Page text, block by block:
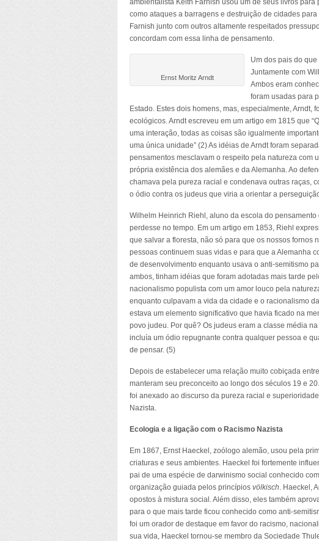
ambientalista Keith Farnish usou um de seus livros
como ataques a barragens e destruição de cidades
Farnish junto com outros altamente respeitados
concordam com essa linha de pensamento.
Ernst Moritz Arndt
Um dos pais do
Juntamente com
Ambos eram
foram usadas para
Estado. Estes dois homens, mas, especialmente,
ecológicos. Arndt escreveu em um artigo em 1815 que
uma interação, todas as coisas são igualmente
uma única unidade” (2) As idéias de Arndt foram
pensamentos mesclavam o respeito pela natureza com
própria existência dos alemães e da Alemanha. Ao
chamava pela pureza racial e condenava outras raças,
o ódio contra os judeus que viria a orientar a
Wilhelm Heinrich Riehl, aluno da escola do
perdesse no tempo. Em um artigo em 1853, Riehl
que salvar a floresta, não só para que os nossos fornos
pessoas continuem suas vidas e para que a Alemanha
de desenvolvimento enquanto usava o anti-semitismo
ambos, tinham idéias que foram adotadas mais tarde
nacionalismo populista com um amor louco pela
enquanto culpavam a vida da cidade e o racionalismo
estava um elemento significativo que havia ficado na
povo judeu. Por quê? Os judeus eram a classe média
incluía um ódio repugnante contra qualquer pessoa e
de pensar. (5)
Depois de estabelecer uma relação muito cobiçada
manteram seu preconceito ao longo dos séculos 19 e
foi anexado ao discurso da pureza racial e
Nazista.
Ecologia e a ligação com o Racismo Nazista
Em 1867, Ernst Haeckel, zoólogo alemão, usou pela
criaturas e seus ambientes. Haeckel foi fortemente
pai de uma espécie de darwinismo social conhecido
organização guiada pelos princípios völkisch. Haeckel,
opostos à mistura social. Além disso, eles também
para o que mais tarde ficou conhecido como anti-
foi um orador de destaque em favor do racismo,
sua vida, Haeckel tornou-se membro da Sociedade